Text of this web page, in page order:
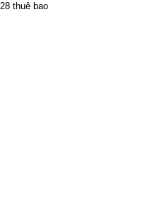
thuê bao